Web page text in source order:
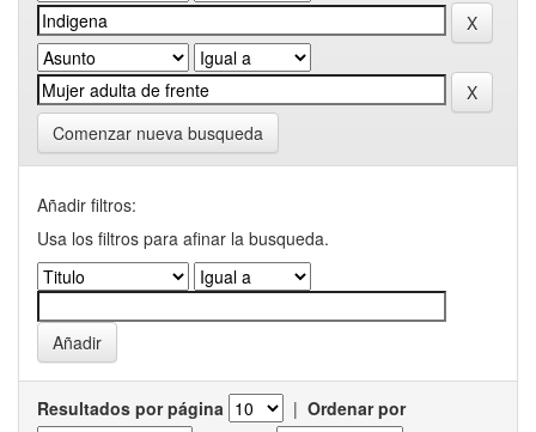
Comenzar nueva busqueda
Añadir filtros:
Usa los filtros para afinar la busqueda.
Resultados por página | Ordenar por